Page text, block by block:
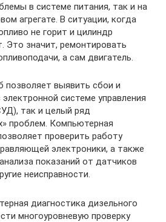
в системе питания, так и на
агрегате. В ситуации, когда
не горит и цилиндр
Это значит, ремонтировать
а сам двигатель.
позволяет выявить сбои и
системе управления
так и целый ряд
проблем. Компьютерная
проверить работу
электроники, а также
показаний от датчиков
неисправности.
диагностика дизельного
многоуровневую проверку